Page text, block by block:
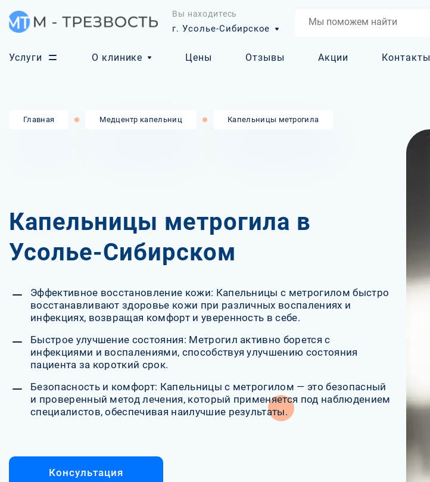
Вы находитесь
г. Усолье-Сибирское
Услуги О клинике Цены Отзывы Акции Контакты
Главная Медцентр капельниц Капельницы метрогила
Капельницы метрогила в
Усолье-Сибирском
Эффективное восстановление кожи: Капельницы с метрогилом быстро
восстанавливают здоровье кожи при различных воспалениях и
инфекциях, возвращая комфорт и уверенность в себе.
Быстрое улучшение состояния: Метрогил активно борется с
инфекциями и воспалениями, способствуя улучшению состояния
пациента за короткий срок.
Безопасность и комфорт: Капельницы с метрогилом — это безопасный
и проверенный метод лечения, который применяется под наблюдением
специалистов, обеспечивая наилучшие результаты.
Консультация